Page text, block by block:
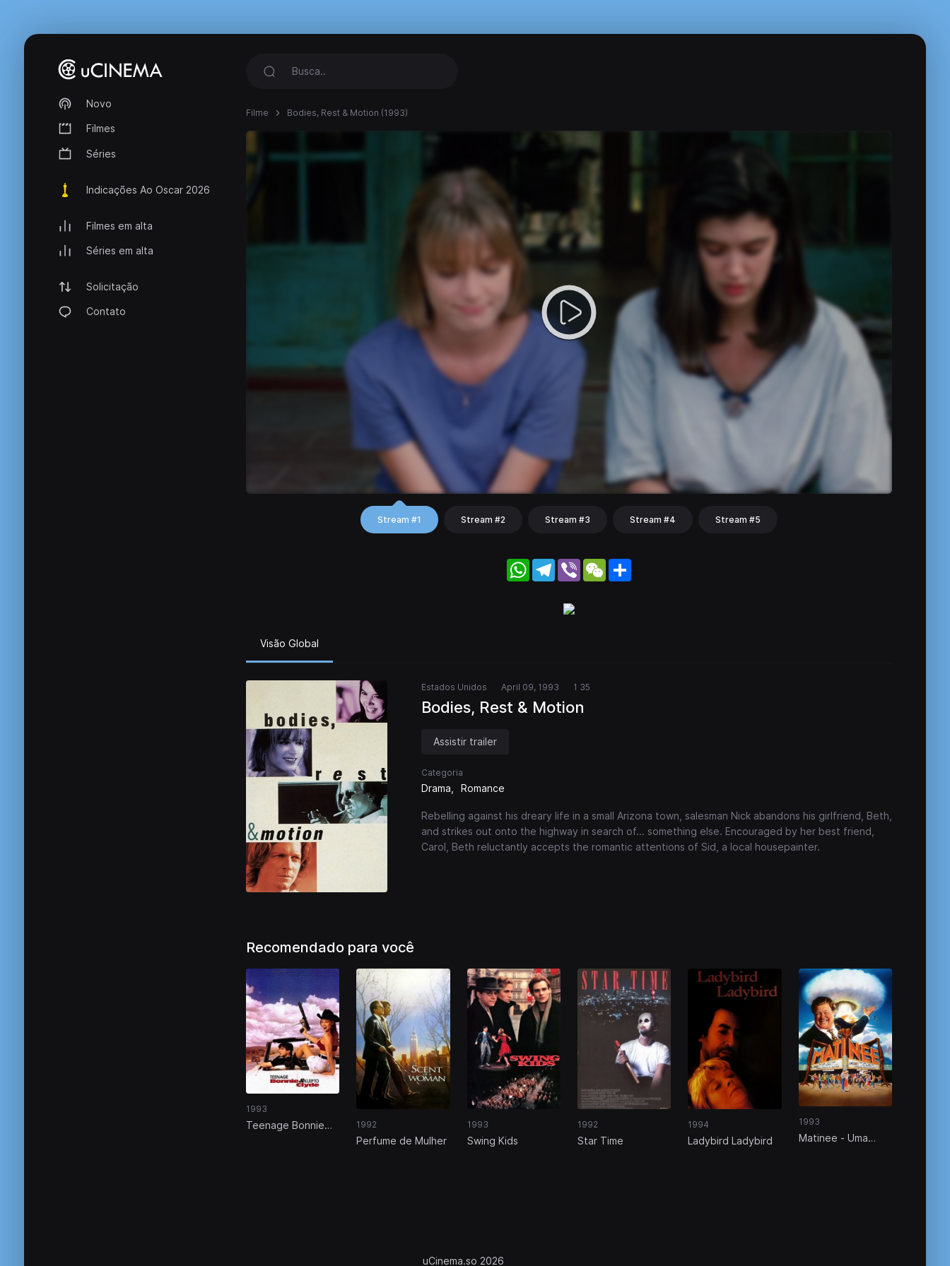
Novo
Filmes
Séries
Indicações Ao Oscar 2026
Filmes em alta
Séries em alta
Solicitação
Contato
Filme Bodies, Rest & Motion (1993)
Stream #1 Stream #2 Stream #3 Stream #4 Stream #5
WhatsApp
Telegram
Viber WeChat
Visão Global
Estados Unidos April 09, 1993 1 35
Bodies, Rest & Motion
Assistir trailer
Categoria
Drama Romance
Rebelling against his dreary life in a small Arizona town, salesman Nick abandons his girlfriend, Beth,
and strikes out onto the highway in search of... something else. Encouraged by her best friend,
Carol, Beth reluctantly accepts the romantic attentions of Sid, a local housepainter.
Recomendado para você
1993
Teenage Bonnie
1992
Perfume de Mulher
1993
Swing Kids
1992
Star Time
1994
Ladybird Ladybird
1993
Matinee - Uma
uCinema.so 2026